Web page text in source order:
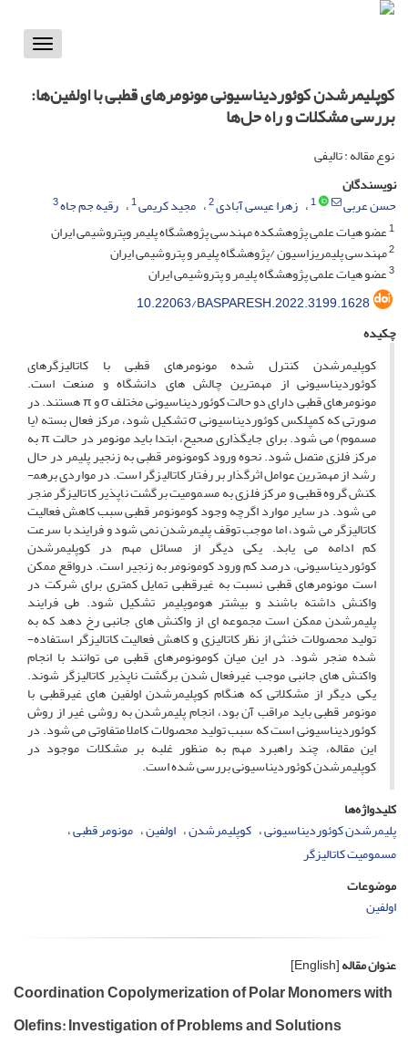
Toggle
کوپلیمرشدن کوئوردیناسیونی مونومرهای قطبی با اولفین‌ها:
بررسی مشکلات و راه حل‌ها
نوع مقاله : تالیفی
نویسندگان
حسن عربی
1 زهرا عیسی آبادی2 مجید کریمی1 رقیه جم جاه3
1عضو هیات علمی پژوهشکده مهندسی پژوهشگاه پلیمر وپتروشیمی ایران
2مهندسی پلیمریزاسیون /پژوهشگاه پلیمر و پتروشیمی ایران
3عضو هیات علمی پژوهشگاه پلیمر و پتروشیمی ایران
10.22063/BASPARESH.2022.3199.1628
چکیده
کوپلیمرشدن کنترل­ شده مونومرهای قطبی با کاتالیزگرهای
کوئوردیناسیونی از مهم­ترین چالش­ های دانشگاه و صنعت است.
مونومرهای قطبی دارای دو حالت‌ کوئوردیناسیونی مختلف σ و π هستند. در
صورتی که کمپلکس کوئوردیناسیونی σ تشکیل شود، مرکز فعال بسته (یا
مسموم) می­ شود. برای جای­گذاری صحیح، ابتدا باید مونومر در حالت π به
مرکز فلزی متصل شود. نحوه ورود کومونومر قطبی به زنجیر پلیمر در حال
رشد از مهم­ترین عوامل اثرگذار بر رفتار کاتالیزگر است. در مواردی برهم­
کنش گروه قطبی و مرکز فلزی به مسمومیت برگشت ­ناپذیر کاتالیزگر منجر
می­ شود. در سایر موارد اگرچه وجود کومونومر قطبی سبب کاهش فعالیت
کاتالیزگر می­ شود، اما موجب توقف پلیمرشدن نمی ­شود و فرایند با سرعت
کم ادامه می ­یابد. یکی دیگر از مسائل مهم در کوپلیمرشدن
کوئوردیناسیونی، درصد کم ورود کومونومر به زنجیر است. درواقع ممکن
است مونومرهای قطبی نسبت به غیرقطبی تمایل کمتری برای شرکت در
واکنش داشته باشند و بیشتر هوموپلیمر تشکیل شود. طی فرایند
پلیمرشدن ممکن است مجموعه ­ای از واکنش­ های جانبی رخ دهد که به
تولید محصولات خنثی از نظر کاتالیزی و کاهش فعالیت کاتالیزگر استفاده­
شده منجر شود. در این میان کومونومرهای قطبی می ­توانند با انجام
واکنش­ های جانبی موجب غیرفعال­ شدن برگشت ­ناپذیر کاتالیزگر شوند.
یکی دیگر از مشکلاتی که هنگام کوپلیمرشدن اولفین­ های غیرقطبی با
مونومر قطبی باید مراقب آن بود، انجام پلیمرشدن به روشی غیر از روش
کوئوردیناسیونی است که سبب تولید محصولات کاملا متفاوتی می ­شود. در
این مقاله، چند راهبرد مهم به ­منظور غلبه بر مشکلات موجود در
کوپلیمرشدن کوئوردیناسیونی بررسی شده است.
کلیدواژه‌ها
پلیمرشدن کوئوردیناسیونی کوپلیمرشدن اولفین‌ مونومر قطبی
مسمومیت کاتالیزگر
موضوعات
اولفین
عنوان مقاله[English]
Coordination Copolymerization of Polar Monomers with
Olefins: Investigation of Problems and Solutions